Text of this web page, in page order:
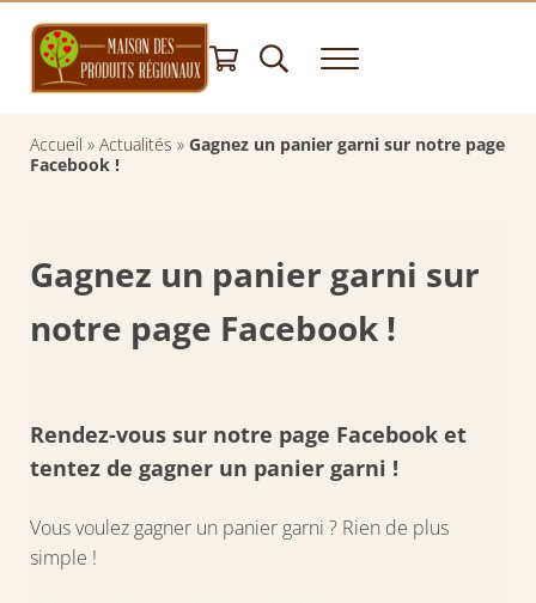
Recherche
Menu
Accueil » Actualités » Gagnez un panier garni sur notre page
Facebook !
Gagnez un panier garni sur
notre page Facebook !
Rendez-vous sur notre page Facebook et
tentez de gagner un panier garni !
Vous voulez gagner un panier garni ? Rien de plus
simple !